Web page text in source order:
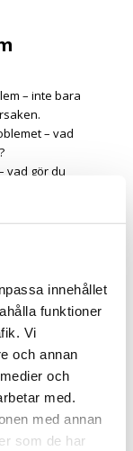
innehållet
funktioner
Vi
och annan
och
med.
med annan
som de har
– inte bara
– vad
vad gör du
du
eller
inte bara
ser
köpa från.
här är exakt